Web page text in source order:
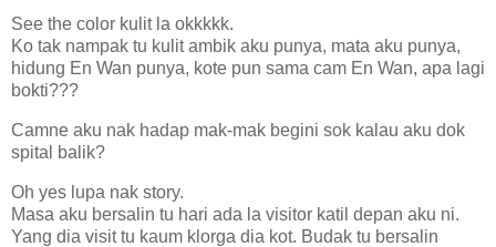
See the color kulit la okkkkk.
Ko tak nampak tu kulit ambik aku punya, mata aku punya,
hidung En Wan punya, kote pun sama cam En Wan, apa lagi
bokti???
Camne aku nak hadap mak-mak begini sok kalau aku dok
spital balik?
Oh yes lupa nak story.
Masa aku bersalin tu hari ada la visitor katil depan aku ni.
Yang dia visit tu kaum klorga dia kot. Budak tu bersalin